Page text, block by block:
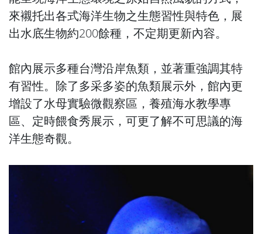
來襯托出各式海洋生物之生態習性與特色，展
出水底生物約200餘種，不定期更新內容。
館內展示多種台灣沿岸魚類，並著重強調其特
有習性。除了多采多姿的魚類展示外，館內更
增設了水母實驗微觀察區，養殖海水教學專
區、定時餵食秀展示，可更了解不可思議的海
洋生態奇觀。